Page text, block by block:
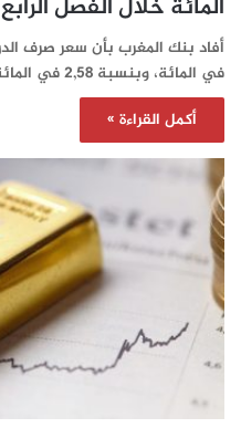
المائة خلال الفصل الرابع
في المائة، وبنسبة 2,58 في المائة أمام الدولار…
أكمل القراءة »